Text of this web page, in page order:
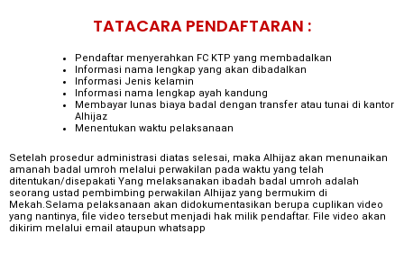
TATACARA PENDAFTARAN :
Pendaftar menyerahkan FC KTP yang membadalkan
Informasi nama lengkap yang akan dibadalkan
Informasi Jenis kelamin
Informasi nama lengkap ayah kandung
Membayar lunas biaya badal dengan transfer atau tunai di kantor
Alhijaz
Menentukan waktu pelaksanaan
Setelah prosedur administrasi diatas selesai, maka Alhijaz akan menunaikan
amanah badal umroh melalui perwakilan pada waktu yang telah
ditentukan/disepakati Yang melaksanakan ibadah badal umroh adalah
seorang ustad pembimbing perwakilan Alhijaz yang bermukim di
Mekah.Selama pelaksanaan akan didokumentasikan berupa cuplikan video
yang nantinya, file video tersebut menjadi hak milik pendaftar. File video akan
dikirim melalui email ataupun whatsapp